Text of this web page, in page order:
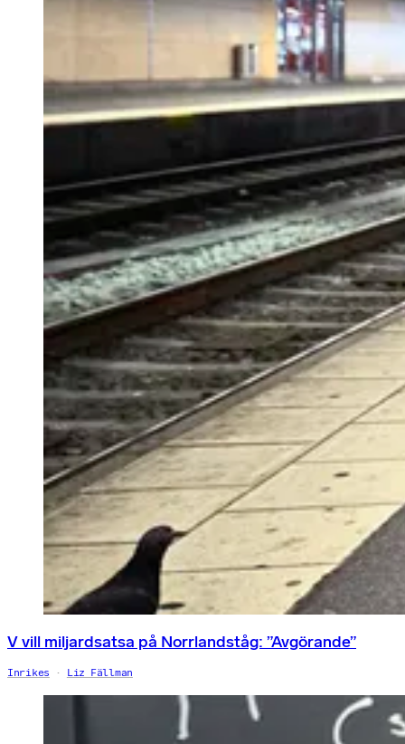
V vill miljardsatsa på Norrlandståg: ”Avgörande”
Inrikes Liz Fällman